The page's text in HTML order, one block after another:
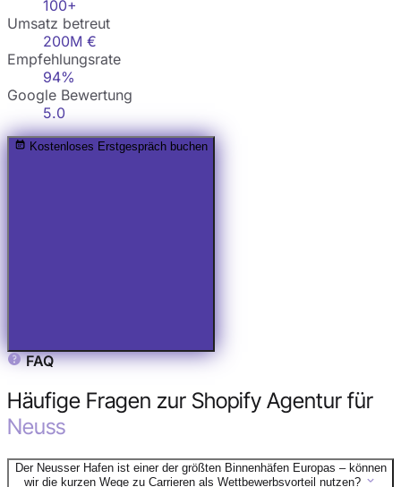
100+
Umsatz betreut
200M €
Empfehlungsrate
94%
Google Bewertung
5.0
Kostenloses Erstgespräch buchen
FAQ
Häufige Fragen zur Shopify Agentur für
Neuss
Der Neusser Hafen ist einer der größten Binnenhäfen Europas – können
wir die kurzen Wege zu Carrieren als Wettbewerbsvorteil nutzen?